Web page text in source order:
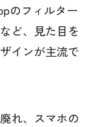
のフィルター
ど、見た目を
インが主流で
れ、スマホの